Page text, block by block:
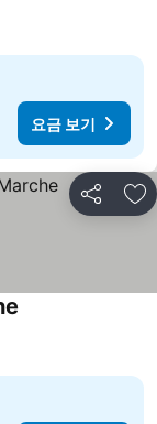
요금 보기
공유 즐